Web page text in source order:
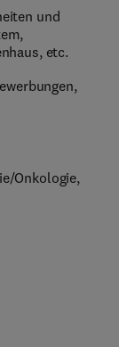
und
etc.
Onkologie,